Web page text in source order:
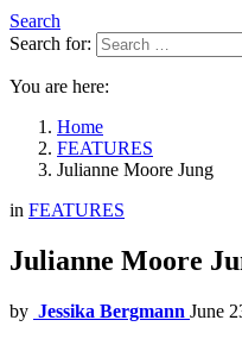
Search
Search for:
You are here:
Home
FEATURES
Julianne Moore Jung
in FEATURES
Julianne Moore
by Jessika Bergmann June